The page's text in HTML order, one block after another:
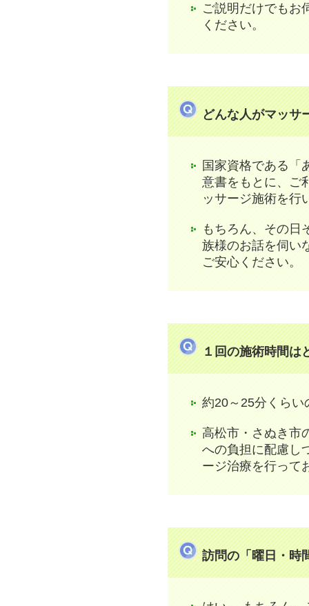
ご説明だけでもお
ください。
どんな人がマッサ
国家資格である「
意書をもとに、ご
ッサージ施術を行
もちろん、その日
族様のお話を伺い
ご安心ください。
１回の施術時間は
約20～25分くらい
高松市・さぬき市
への負担に配慮し
ージ治療を行って
訪問の「曜日・時